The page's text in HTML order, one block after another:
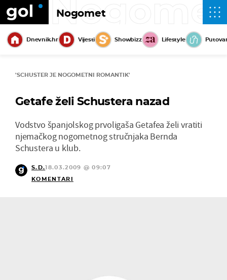
Nogomet
Dnevnik.hr Vijesti Showbizz Lifestyle
'SCHUSTER JE NOGOMETNI ROMANTIK'
Getafe želi Schustera nazad
Vodstvo španjolskog prvoligaša Getafea želi vratiti
njemačkog nogometnog stručnjaka Bernda
Schustera u klub.
S.D.18.03.2009 @ 09:07
KOMENTARI